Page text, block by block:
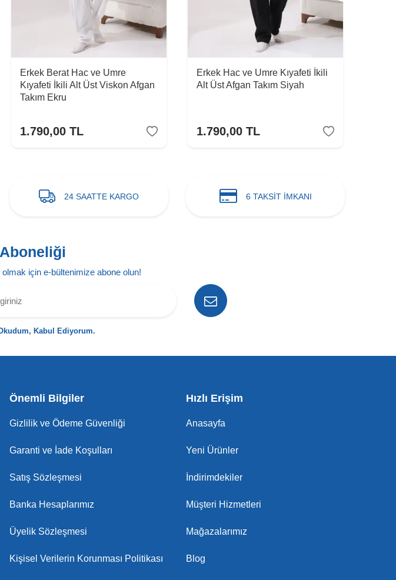
Erkek Berat Hac ve Umre
Kıyafeti İkili Alt Üst Viskon Afgan
Takım Ekru
1.790,00 TL
Erkek Hac ve Umre Kıyafeti İkili
Alt Üst Afgan Takım Siyah
1.790,00 TL
24 SAATTE KARGO 6 TAKSİT İMKANI
için e-bültenimize abone olun!
Kabul Ediyorum.
Önemli Bilgiler
Gizlilik ve Ödeme Güvenliği
Garanti ve İade Koşulları
Satış Sözleşmesi
Banka Hesaplarımız
Üyelik Sözleşmesi
Kişisel Verilerin Korunması Politikası
Hızlı Erişim
Anasayfa
Yeni Ürünler
İndirimdekiler
Müşteri Hizmetleri
Mağazalarımız
Blog